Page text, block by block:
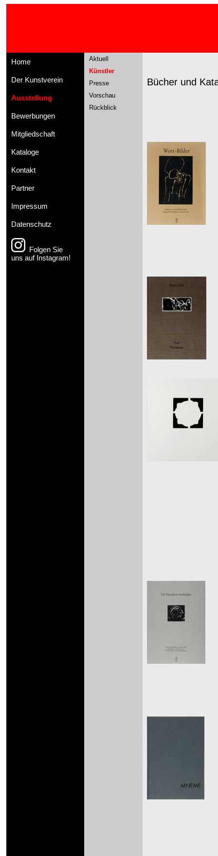
Home
Der Kunstverein
Ausstellung
Bewerbungen
Mitgliedschaft
Kataloge
Kontakt
Partner
Impressum
Datenschutz
Folgen Sie
uns auf Instagram!
Aktuell
Künstler
Presse
Vorschau
Rückblick
Bücher und